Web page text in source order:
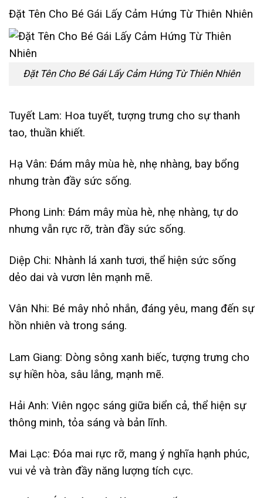
Đặt Tên Cho Bé Gái Lấy Cảm Hứng Từ Thiên Nhiên
Đặt Tên Cho Bé Gái Lấy Cảm Hứng Từ Thiên Nhiên
Tuyết Lam: Hoa tuyết, tượng trưng cho sự thanh
tao, thuần khiết.
Hạ Vân: Đám mây mùa hè, nhẹ nhàng, bay bổng
nhưng tràn đầy sức sống.
Phong Linh: Đám mây mùa hè, nhẹ nhàng, tự do
nhưng vẫn rực rỡ, tràn đầy sức sống.
Diệp Chi: Nhành lá xanh tươi, thể hiện sức sống
dẻo dai và vươn lên mạnh mẽ.
Vân Nhi: Bé mây nhỏ nhắn, đáng yêu, mang đến sự
hồn nhiên và trong sáng.
Lam Giang: Dòng sông xanh biếc, tượng trưng cho
sự hiền hòa, sâu lắng, mạnh mẽ.
Hải Anh: Viên ngọc sáng giữa biển cả, thể hiện sự
thông minh, tỏa sáng và bản lĩnh.
Mai Lạc: Đóa mai rực rỡ, mang ý nghĩa hạnh phúc,
vui vẻ và tràn đầy năng lượng tích cực.